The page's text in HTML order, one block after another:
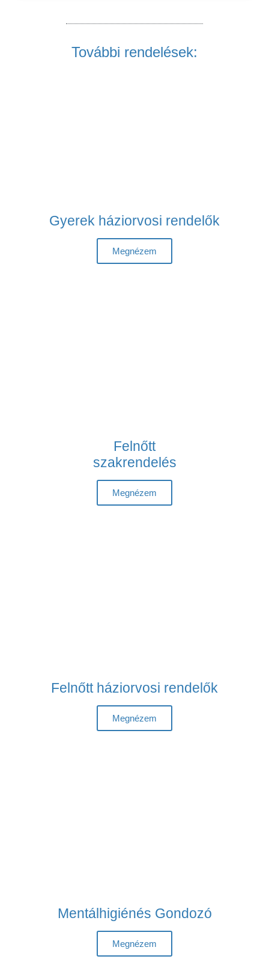
További rendelések:
Gyerek háziorvosi rendelők
Megnézem
Felnőtt
szakrendelés
Megnézem
Felnőtt háziorvosi rendelők
Megnézem
Mentálhigiénés Gondozó
Megnézem